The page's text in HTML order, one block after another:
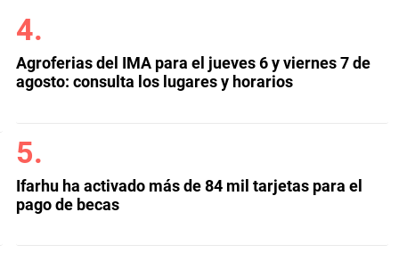
Agroferias del IMA para el jueves 6 y viernes 7 de
agosto: consulta los lugares y horarios
Ifarhu ha activado más de 84 mil tarjetas para el
pago de becas